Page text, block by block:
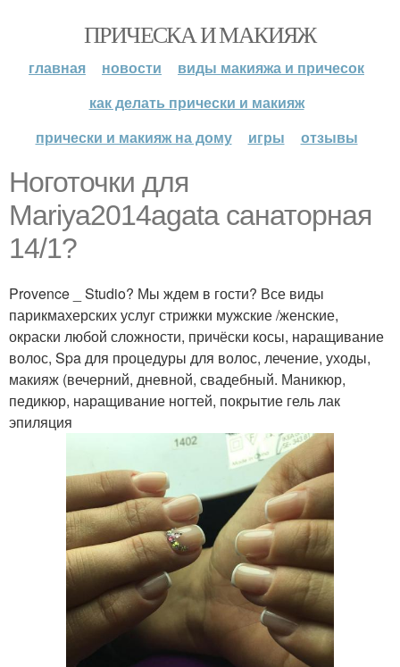
ПРИЧЕСКА И МАКИЯЖ
главная новости
виды макияжа и причесок
как делать прически и макияж
прически и макияж на дому
игры отзывы
Ноготочки для
Mariya2014agata санаторная
14/1?
Provence _ Studio? Мы ждем в гости? Все виды
парикмахерских услуг стрижки мужские /женские,
окраски любой сложности, причёски косы, наращивание
волос, Spa для процедуры для волос, лечение, уходы,
макияж (вечерний, дневной, свадебный. Маникюр,
педикюр, наращивание ногтей, покрытие гель лак
эпиляция